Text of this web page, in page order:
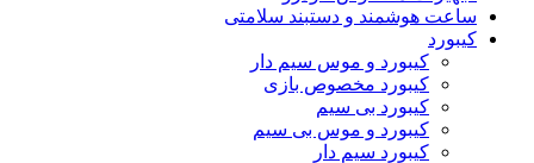
ساعت هوشمند و دستبند سلامتی
کیبورد
کیبورد و موس سیم دار
کیبورد مخصوص بازی
کیبورد بی سیم
کیبورد و موس بی سیم
کیبورد سیم دار